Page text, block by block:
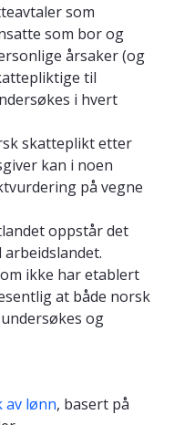
som
som bor og
årsaker (og
til
i hvert
skatteplikt etter
kan i noen
på vegne
oppstår det
ikke har etablert
at både norsk
og
av lønn, basert på